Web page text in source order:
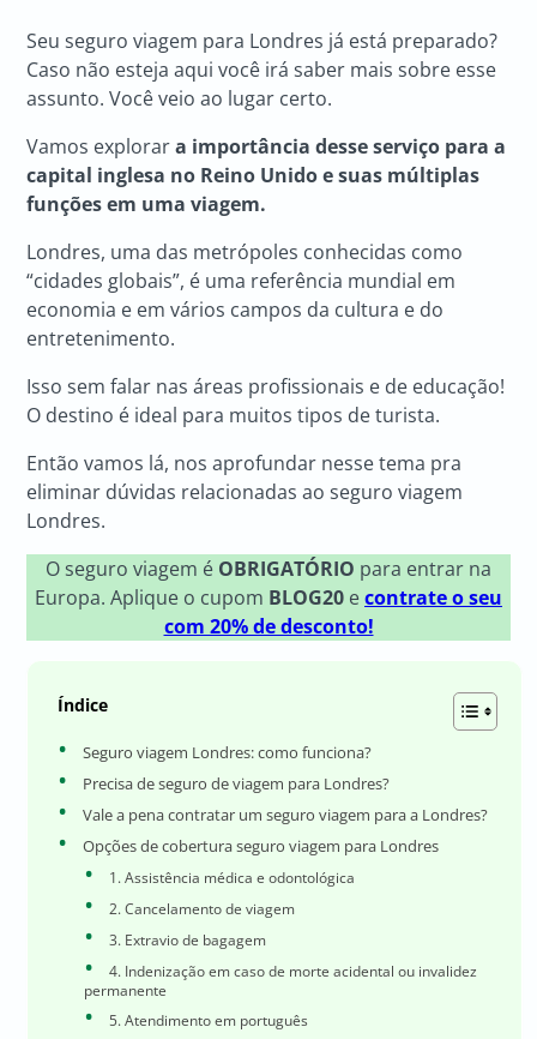
Seu seguro viagem para Londres já está preparado?
Caso não esteja aqui você irá saber mais sobre esse
assunto. Você veio ao lugar certo.
Vamos explorara importância desse serviço para a
capital inglesa no Reino Unido e suas múltiplas
funções em uma viagem.
Londres, uma das metrópoles conhecidas como
“cidades globais”, é uma referência mundial em
economia e em vários campos da cultura e do
entretenimento.
Isso sem falar nas áreas profissionais e de educação!
O destino é ideal para muitos tipos de turista.
Então vamos lá, nos aprofundar nesse tema pra
eliminar dúvidas relacionadas ao seguro viagem
Londres.
O seguro viagem é OBRIGATÓRIO para entrar na
Europa. Aplique o cupom BLOG20 econtrate o seu
com 20% de desconto!
Índice
Seguro viagem Londres: como funciona?
Precisa de seguro de viagem para Londres?
Vale a pena contratar um seguro viagem para a Londres?
Opções de cobertura seguro viagem para Londres
1. Assistência médica e odontológica
2. Cancelamento de viagem
3. Extravio de bagagem
4. Indenização em caso de morte acidental ou invalidez
permanente
5. Atendimento em português